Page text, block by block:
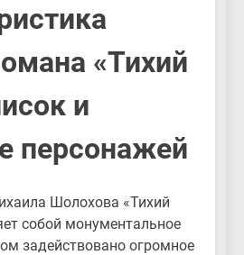
«Тихий
и
персонажей
Шолохова «Тихий
собой монументальное
задействовано огромное